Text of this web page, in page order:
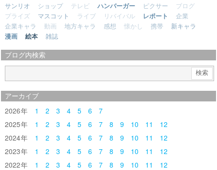
サンリオ
ショップ テレビ ハンバーガー ピクサー
ブログ
プライズ
マスコット ライブ リバイバル レポート
企業
企業キャラ
動画 地方キャラ 感想 懐かし 携帯
新キャラ
漫画
絵本 雑誌
ブログ内検索
アーカイブ
2026 1 2 3 4 5 6
7
2025
1 2 3 4 5 6 7 8 9 10 11
12
2024
1 2 3 4 5 6 7 8 9 10 11
12
2023
1 2 3 4 5 6 7 8 9 10 11
12
2022
1 2 3 4 5 6 7 8 9 10 11
12